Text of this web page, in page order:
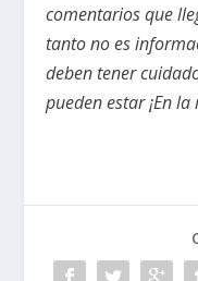
comentarios que
tanto no es
deben tener
pueden estar ¡En